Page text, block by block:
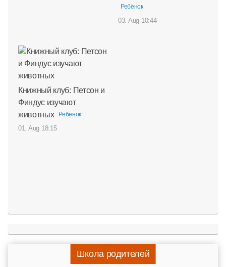
Ребёнок
03. Aug 10:44
Книжный клуб: Петсон и
Финдус изучают
животных
Ребёнок
01. Aug 18:15
Школа родителей